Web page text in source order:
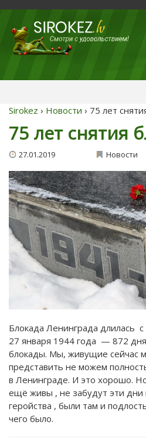
Sirokez › Новости › 75 лет
75 лет снятия
27.01.2019 Новости
Блокада Ленинграда длилась
27 января 1944 года — 872
блокады. Мы, живущие сейчас
представить не можем
в Ленинграде. И это хорошо.
ещё живы , не забудут эти дни
геройства , были там и
чего было.